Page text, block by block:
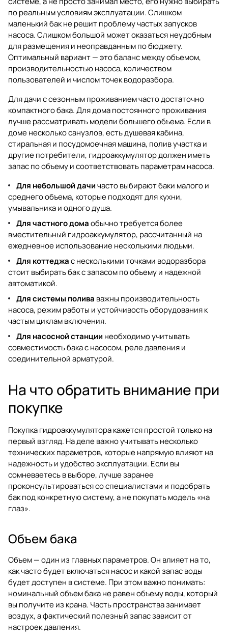
по реальным условиям эксплуатации. Слишком
маленький бак не решит проблему частых запусков
насоса. Слишком большой может оказаться неудобным
для размещения и неоправданным по бюджету.
Оптимальный вариант — это баланс между объемом,
производительностью насоса, количеством
пользователей и числом точек водоразбора.
Для дачи с сезонным проживанием часто достаточно
компактного бака. Для дома постоянного проживания
лучше рассматривать модели большего объема. Если в
доме несколько санузлов, есть душевая кабина,
стиральная и посудомоечная машина, полив участка и
другие потребители, гидроаккумулятор должен иметь
запас по объему и соответствовать параметрам насоса.
Для небольшой дачичасто выбирают баки малого и
среднего объема, которые подходят для кухни,
умывальника и одного душа.
Для частного домаобычно требуется более
вместительный гидроаккумулятор, рассчитанный на
ежедневное использование несколькими людьми.
Для коттеджас несколькими точками водоразбора
стоит выбирать бак с запасом по объему и надежной
автоматикой.
Для системы полива важны производительность
насоса, режим работы и устойчивость оборудования к
частым циклам включения.
Для насосной станции необходимо учитывать
совместимость бака с насосом, реле давления и
соединительной арматурой.
На что обратить внимание при
покупке
Покупка гидроаккумулятора кажется простой только на
первый взгляд. На деле важно учитывать несколько
технических параметров, которые напрямую влияют на
надежность и удобство эксплуатации. Если вы
сомневаетесь в выборе, лучше заранее
проконсультироваться со специалистами и подобрать
бак под конкретную систему, а не покупать модель «на
глаз».
Объем бака
Объем — один из главных параметров. Он влияет на то,
как часто будет включаться насос и какой запас воды
будет доступен в системе. При этом важно понимать:
номинальный объем бака не равен объему воды, который
вы получите из крана. Часть пространства занимает
воздух, а фактический полезный запас зависит от
настроек давления.